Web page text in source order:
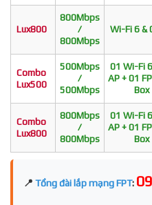
Lux800
800Mbps
/
800Mbps
Wi-Fi 6 &
Combo
Lux500
500Mbps
/
500Mbps
01 Wi-Fi
AP + 01
Box
Combo
Lux800
800Mbps
/
800Mbps
01 Wi-Fi
AP + 01
Box
📍 Tổng đài lắp mạng FPT: